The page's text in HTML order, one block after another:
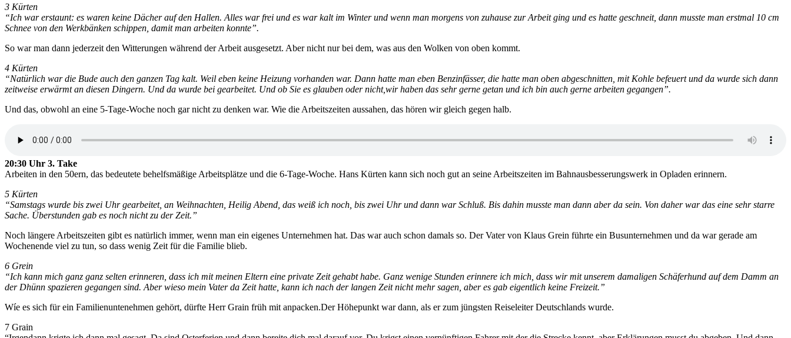
3 Kürten
“Ich war erstaunt: es waren keine Dächer auf den Hallen. Alles war frei und es war kalt im Winter und wenn man morgens von zuhause zur Arbeit ging und es hatte geschneit, dann musste man erstmal 10 cm
Schnee von den Werkbänken schippen, damit man arbeiten konnte”.
So war man dann jederzeit den Witterungen während der Arbeit ausgesetzt. Aber nicht nur bei dem, was aus den Wolken von oben kommt.
4 Kürten
“Natürlich war die Bude auch den ganzen Tag kalt. Weil eben keine Heizung vorhanden war. Dann hatte man eben Benzinfässer, die hatte man oben abgeschnitten, mit Kohle befeuert und da wurde sich dann
zeitweise erwärmt an diesen Dingern. Und da wurde bei gearbeitet. Und ob Sie es glauben oder nicht,wir haben das sehr gerne getan und ich bin auch gerne arbeiten gegangen”.
Und das, obwohl an eine 5-Tage-Woche noch gar nicht zu denken war. Wie die Arbeitszeiten aussahen, das hören wir gleich gegen halb.
20:30 Uhr 3. Take
Arbeiten in den 50ern, das bedeutete behelfsmäßige Arbeitsplätze und die 6-Tage-Woche. Hans Kürten kann sich noch gut an seine Arbeitszeiten im Bahnausbesserungswerk in Opladen erinnern.
5 Kürten
“Samstags wurde bis zwei Uhr gearbeitet, an Weihnachten, Heilig Abend, das weiß ich noch, bis zwei Uhr und dann war Schluß. Bis dahin musste man dann aber da sein. Von daher war das eine sehr starre
Sache. Überstunden gab es noch nicht zu der Zeit.”
Noch längere Arbeitszeiten gibt es natürlich immer, wenn man ein eigenes Unternehmen hat. Das war auch schon damals so. Der Vater von Klaus Grein führte ein Busunternehmen und da war gerade am
Wochenende viel zu tun, so dass wenig Zeit für die Familie blieb.
6 Grein
“Ich kann mich ganz ganz selten erinneren, dass ich mit meinen Eltern eine private Zeit gehabt habe. Ganz wenige Stunden erinnere ich mich, dass wir mit unserem damaligen Schäferhund auf dem Damm an
der Dhünn spazieren gegangen sind. Aber wieso mein Vater da Zeit hatte, kann ich nach der langen Zeit nicht mehr sagen, aber es gab eigentlich keine Freizeit.”
Wíe es sich für ein Familienuntenehmen gehört, dürfte Herr Grain früh mit anpacken.Der Höhepunkt war dann, als er zum jüngsten Reiseleiter Deutschlands wurde.
7 Grain